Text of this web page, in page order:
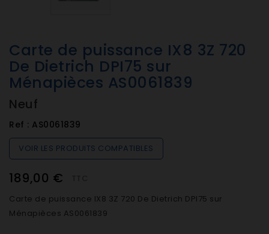
Carte de puissance IX8 3Z 720
De Dietrich DPI75 sur
Ménapièces AS0061839
Neuf
Ref : AS0061839
VOIR LES PRODUITS COMPATIBLES
189,00 €
Carte de puissance IX8 3Z 720 De Dietrich DPI75 sur
Ménapièces AS0061839